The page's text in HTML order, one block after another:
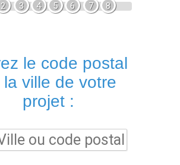
2 3 4 5 6 7 8
le code postal
la ville de votre
projet :